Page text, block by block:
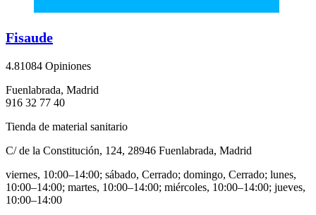
Fisaude
4.81084 Opiniones
Fuenlabrada, Madrid
916 32 77 40
Tienda de material sanitario
C/ de la Constitución, 124, 28946 Fuenlabrada, Madrid
viernes, 10:00–14:00; sábado, Cerrado; domingo, Cerrado; lunes,
10:00–14:00; martes, 10:00–14:00; miércoles, 10:00–14:00; jueves,
10:00–14:00